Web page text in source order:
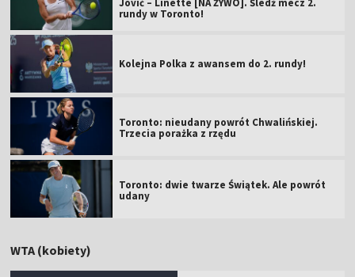
rundy w Toronto!
Kolejna Polka z awansem do 2. rundy!
Toronto: nieudany powrót Chwalińskiej.
Trzecia porażka z rzędu
Toronto: dwie twarze Świątek. Ale powrót
udany
WTA (kobiety)